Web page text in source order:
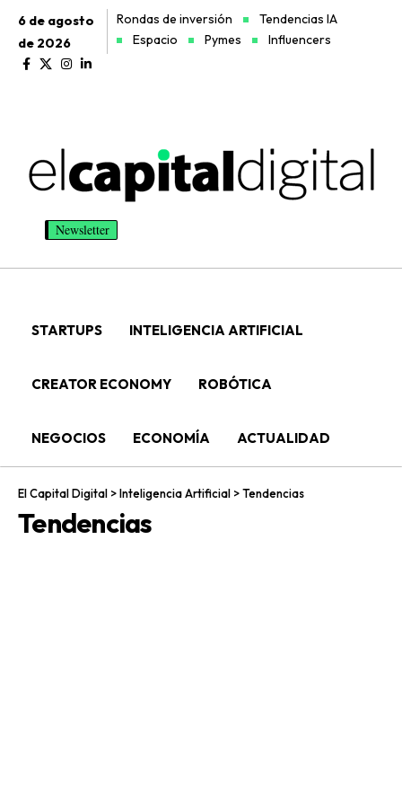
6 de agosto
de 2026
Rondas de inversión
Tendencias IA
Espacio
Pymes Influencers
Newsletter
STARTUPS INTELIGENCIA ARTIFICIAL
CREATOR ECONOMY ROBÓTICA
NEGOCIOS ECONOMÍA ACTUALIDAD
El Capital Digital >Inteligencia Artificial >Tendencias
Tendencias